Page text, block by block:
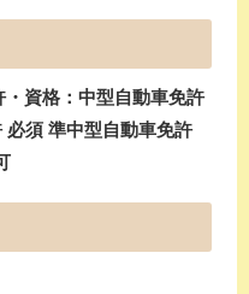
資格：中型自動車免許
須 準中型自動車免許